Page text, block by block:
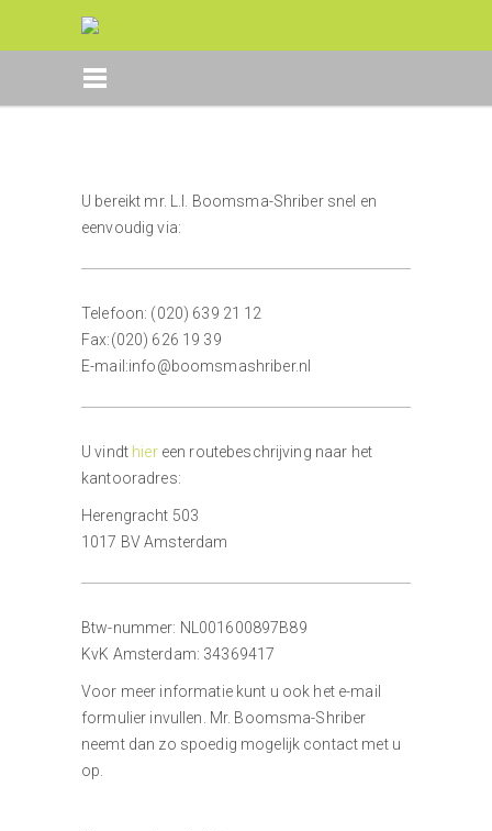
U bereikt mr. L.I. Boomsma-Shriber snel en
eenvoudig via:
Telefoon: (020) 639 21 12
Fax:(020) 626 19 39
E-mail:info@boomsmashriber.nl
U vindt hiereen routebeschrijving naar het
kantooradres:
Herengracht 503
1017 BV Amsterdam
Btw-nummer: NL001600897B89
KvK Amsterdam: 34369417
Voor meer informatie kunt u ook het e-mail
formulier invullen. Mr. Boomsma-Shriber
neemt dan zo spoedig mogelijk contact met u
op.